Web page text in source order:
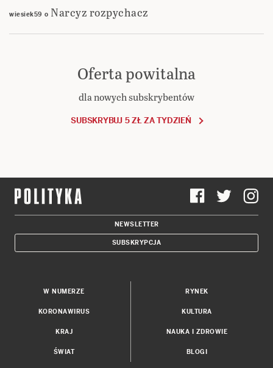
wiesiek59 o Narcyz rozpychacz
Oferta powitalna
dla nowych subskrybentów
SUBSKRYBUJ 5 ZŁ ZA TYDZIEŃ
NEWSLETTER
SUBSKRYPCJA
W NUMERZE
KORONAWIRUS
KRAJ
ŚWIAT
RYNEK
KULTURA
NAUKA I ZDROWIE
BLOGI